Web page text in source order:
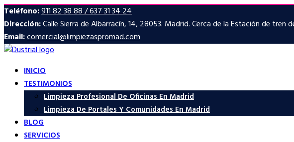
Teléfono:911 82 38 88 / 637 31 34 24
Dirección:Calle Sierra de Albarracín, 14, 28053. Madrid. Cerca de la Estación de tren
Email:comercial@limpiezaspromad.com
INICIO
TESTIMONIOS
Limpieza Profesional De Oficinas En Madrid
Limpieza De Portales Y Comunidades En Madrid
BLOG
SERVICIOS